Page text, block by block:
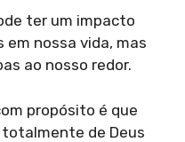
ter um impacto
nossa vida, mas
ao nosso redor.
propósito é que
de Deus